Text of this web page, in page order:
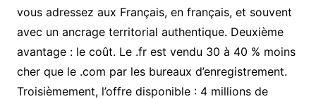
vous adressez aux Français, en français, et souvent
avec un ancrage territorial authentique. Deuxième
avantage : le coût. Le .fr est vendu 30 à 40 % moins
cher que le .com par les bureaux d’enregistrement.
Troisièmement, l’offre disponible : 4 millions de